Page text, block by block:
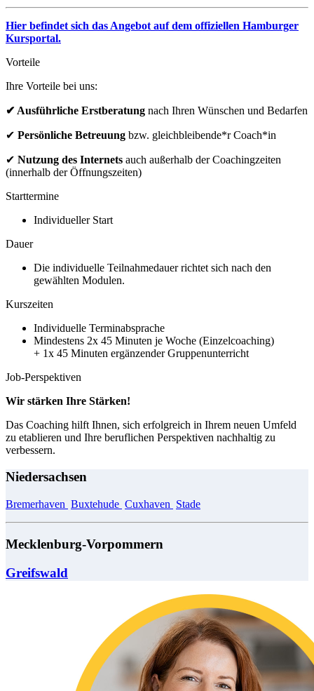
Hier befindet sich das Angebot auf dem offiziellen Hamburger
Kursportal.
Vorteile
Ihre Vorteile bei uns:
✔ Ausführliche Erstberatung nach Ihren Wünschen und Bedarfen
✔ Persönliche Betreuung bzw. gleichbleibende*r Coach*in
✔ Nutzung des Internets auch außerhalb der Coachingzeiten
(innerhalb der Öffnungszeiten)
Starttermine
Individueller Start
Dauer
Die individuelle Teilnahmedauer richtet sich nach den
gewählten Modulen.
Kurszeiten
Individuelle Terminabsprache
Mindestens 2x 45 Minuten je Woche (Einzelcoaching)
+ 1x 45 Minuten ergänzender Gruppenunterricht
Job-Perspektiven
Wir stärken Ihre Stärken!
Das Coaching hilft Ihnen, sich erfolgreich in Ihrem neuen Umfeld
zu etablieren und Ihre beruflichen Perspektiven nachhaltig zu
verbessern.
Niedersachsen
Bremerhaven Buxtehude Cuxhaven Stade
Mecklenburg-Vorpommern
Greifswald